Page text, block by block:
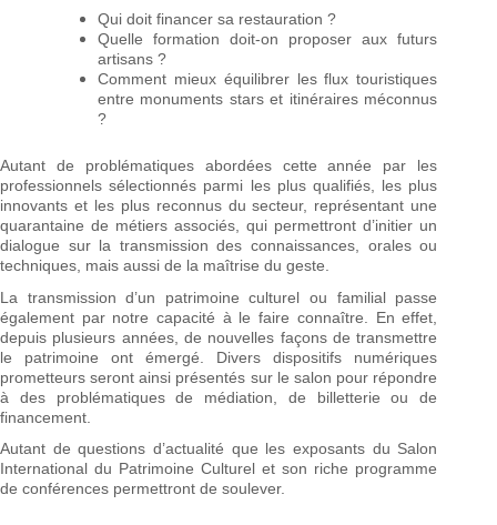
Qui doit financer sa restauration ?
Quelle formation doit-on proposer aux futurs
artisans ?
Comment mieux équilibrer les flux touristiques
entre monuments stars et itinéraires méconnus
?
Autant de problématiques abordées cette année par les
professionnels sélectionnés parmi les plus qualifiés, les plus
innovants et les plus reconnus du secteur, représentant une
quarantaine de métiers associés, qui permettront d’initier un
dialogue sur la transmission des connaissances, orales ou
techniques, mais aussi de la maîtrise du geste.
La transmission d’un patrimoine culturel ou familial passe
également par notre capacité à le faire connaître. En effet,
depuis plusieurs années, de nouvelles façons de transmettre
le patrimoine ont émergé. Divers dispositifs numériques
prometteurs seront ainsi présentés sur le salon pour répondre
à des problématiques de médiation, de billetterie ou de
financement.
Autant de questions d’actualité que les exposants du Salon
International du Patrimoine Culturel et son riche programme
de conférences permettront de soulever.